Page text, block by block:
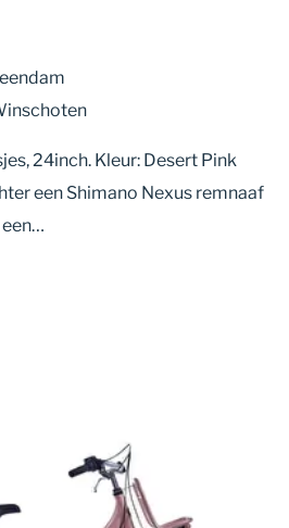
24inch. Kleur: Desert Pink
een Shimano Nexus remnaaf